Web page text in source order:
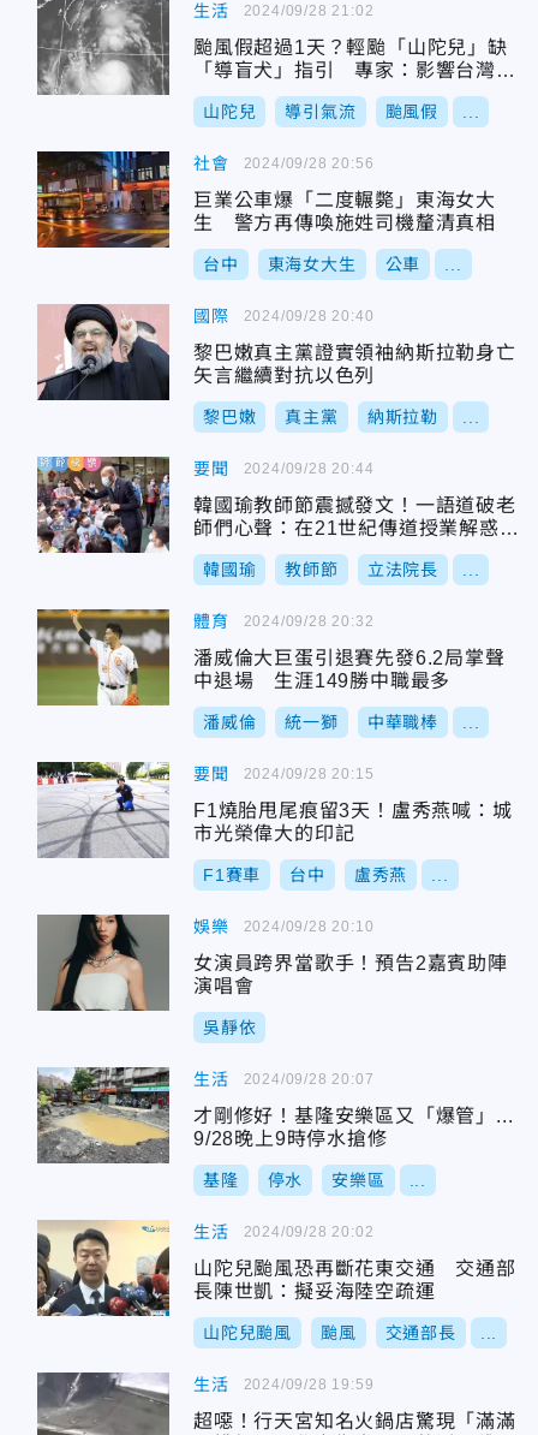
生活
颱風假超過1天？輕颱「山陀兒」缺
「導盲犬」指引 專家：影響台灣時
間拉長
山陀兒 導引氣流 颱風假
2024/09/28 21:02
社會
巨業公車爆「二度輾斃」東海女大
生 警方再傳喚施姓司機釐清真相
台中 東海女大生 公車
2024/09/28 20:56
國際
黎巴嫩真主黨證實領袖納斯拉勒身亡
矢言繼續對抗以色列
黎巴嫩 真主黨 納斯拉勒
2024/09/28 20:40
要聞
韓國瑜教師節震撼發文！一語道破老
師們心聲：在21世紀傳道授業解惑並
不容易
韓國瑜 教師節 立法院長
2024/09/28 20:44
體育
潘威倫大巨蛋引退賽先發6.2局掌聲
中退場 生涯149勝中職最多
潘威倫 統一獅 中華職棒
2024/09/28 20:32
要聞
F1燒胎甩尾痕留3天！盧秀燕喊：城
市光榮偉大的印記
F1賽車 台中 盧秀燕
2024/09/28 20:15
娛樂
女演員跨界當歌手！預告2嘉賓助陣
演唱會
吳靜依
2024/09/28 20:10
生活
才剛修好！基隆安樂區又「爆管」...
9/28晚上9時停水搶修
基隆 停水 安樂區
2024/09/28 20:07
生活
山陀兒颱風恐再斷花東交通 交通部
長陳世凱：擬妥海陸空疏運
山陀兒颱風 颱風 交通部長
2024/09/28 20:02
生活
超噁！行天宮知名火鍋店驚現「滿滿
2024/09/28 19:59